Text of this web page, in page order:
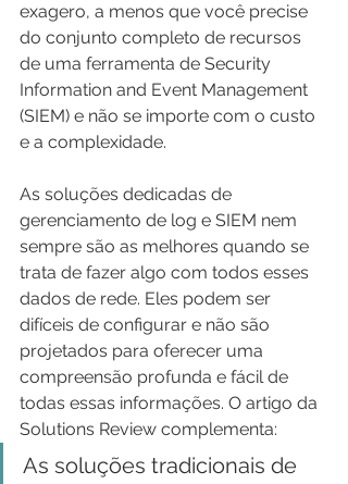
exagero, a menos que você precise
do conjunto completo de recursos
de uma ferramenta de Security
Information and Event Management
(SIEM) e não se importe com o custo
e a complexidade.
As soluções dedicadas de
gerenciamento de log e SIEM nem
sempre são as melhores quando se
trata de fazer algo com todos esses
dados de rede. Eles podem ser
difíceis de configurar e não são
projetados para oferecer uma
compreensão profunda e fácil de
todas essas informações. O artigo da
Solutions Review complementa:
As soluções tradicionais de